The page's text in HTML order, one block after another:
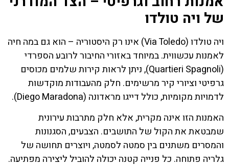
של ויה טולדו
ויה טולדו (Via Toledo) אינו רק היסטוריה – הוא גם במה חיה
לאמנות עכשווית. במיוחד באזורי החיבור לרובע הספרדי
(Quartieri Spagnoli), ניתן לראות קירות שלמים מכוסים
גרפיטי וציורי קיר מרשימים. חלק מהעבודות מוקדשות
לדמויות מקומיות, כולל דייגו מראדונה (Diego Maradona).
האמנות הזו אינה מקרית, אלא חלק מתרבות עירונית
שמבטאת את הקול של התושבים. הצבעים, הסגנונות
והמסרים משתנים בין סמטה לסמטה, ויוצרים תחושה של
גלריה פתוחה. כל פנייה קטנה יכולה להוביל ליצירה מפתיעה.